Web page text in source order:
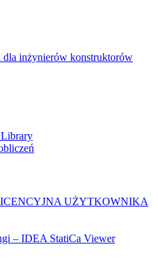
dla inżynierów konstruktorów
UŻYTKOWNIKA
– IDEA StatiCa Viewer